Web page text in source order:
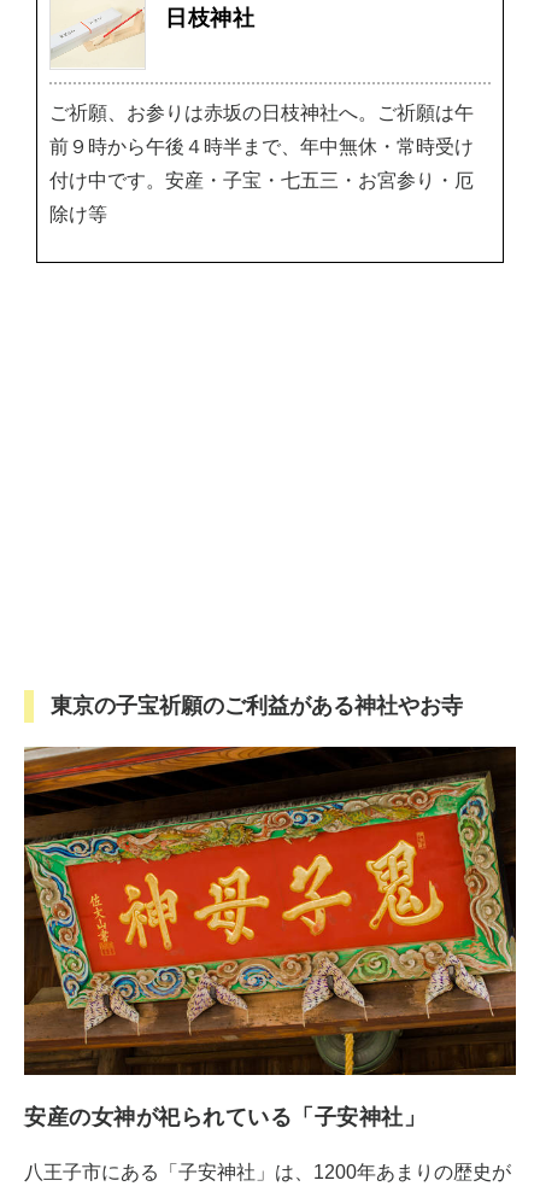
日枝神社
ご祈願、お参りは赤坂の日枝神社へ。ご祈願は午
前９時から午後４時半まで、年中無休・常時受け
付け中です。安産・子宝・七五三・お宮参り・厄
除け等
東京の子宝祈願のご利益がある神社やお寺
安産の女神が祀られている「子安神社」
八王子市にある「子安神社」は、1200年あまりの歴史が